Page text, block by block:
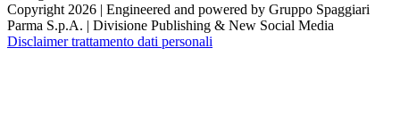
Copyright 2026 | Engineered and powered by Gruppo Spaggiari
Parma S.p.A. | Divisione Publishing & New Social Media
Disclaimer trattamento dati personali